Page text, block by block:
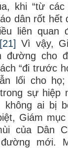
khi “từ
dân rốt hết
liên quan
[21] Vì vậy,
đường cho
“đi trước
lối cho
sự hiệp
không ai bị
Giám
của Dân
mới.